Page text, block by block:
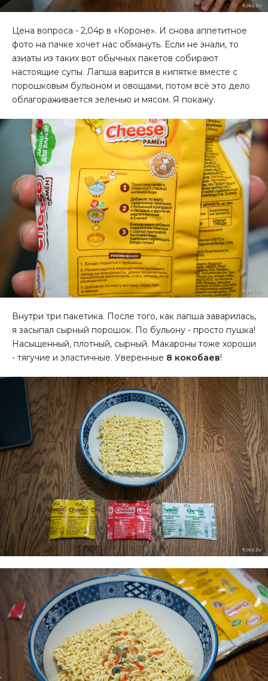
Цена вопроса - 2,04р в «Короне». И снова аппетитное
фото на пачке хочет нас обмануть. Если не знали, то
азиаты из таких вот обычных пакетов собирают
настоящие супы. Лапша варится в кипятке вместе с
порошковым бульоном и овощами, потом всё это дело
облагораживается зеленью и мясом. Я покажу.
Внутри три пакетика. После того, как лапша заварилась,
я засыпал сырный порошок. По бульону - просто пушка!
Насыщенный, плотный, сырный. Макароны тоже хороши
- тягучие и эластичные. Уверенные 8 кокобаев!